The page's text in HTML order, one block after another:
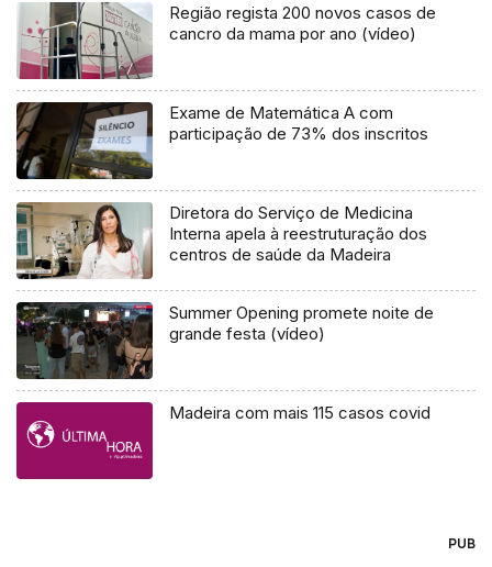
Região regista 200 novos casos de
cancro da mama por ano (vídeo)
Exame de Matemática A com
participação de 73% dos inscritos
Diretora do Serviço de Medicina
Interna apela à reestruturação dos
centros de saúde da Madeira
Summer Opening promete noite de
grande festa (vídeo)
Madeira com mais 115 casos covid
PUB